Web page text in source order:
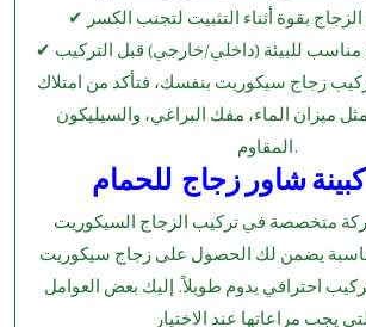
زجاج سيكوريت بنفسك، فتأكد من امتلاك
مثل ميزان الماء، مفك البراغي، والسيليكون
المقاوم.
شاور زجاج للحمام
متخصصة في تركيب الزجاج السيكوريت
يضمن لك الحصول على زجاج سيكوريت
احترافي يدوم طويلاً. إليك بعض العوامل